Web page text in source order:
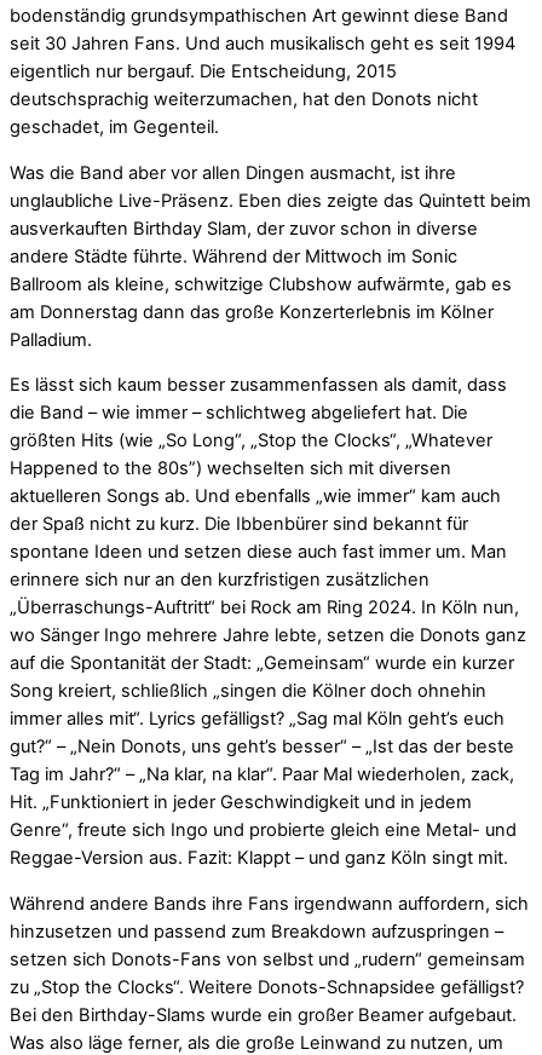
bodenständig grundsympathischen Art gewinnt diese Band
seit 30 Jahren Fans. Und auch musikalisch geht es seit 1994
eigentlich nur bergauf. Die Entscheidung, 2015
deutschsprachig weiterzumachen, hat den Donots nicht
geschadet, im Gegenteil.
Was die Band aber vor allen Dingen ausmacht, ist ihre
unglaubliche Live-Präsenz. Eben dies zeigte das Quintett beim
ausverkauften Birthday Slam, der zuvor schon in diverse
andere Städte führte. Während der Mittwoch im Sonic
Ballroom als kleine, schwitzige Clubshow aufwärmte, gab es
am Donnerstag dann das große Konzerterlebnis im Kölner
Palladium.
Es lässt sich kaum besser zusammenfassen als damit, dass
die Band – wie immer – schlichtweg abgeliefert hat. Die
größten Hits (wie „So Long“, „Stop the Clocks“, „Whatever
Happened to the 80s”) wechselten sich mit diversen
aktuelleren Songs ab. Und ebenfalls „wie immer“ kam auch
der Spaß nicht zu kurz. Die Ibbenbürer sind bekannt für
spontane Ideen und setzen diese auch fast immer um. Man
erinnere sich nur an den kurzfristigen zusätzlichen
„Überraschungs-Auftritt“ bei Rock am Ring 2024. In Köln nun,
wo Sänger Ingo mehrere Jahre lebte, setzen die Donots ganz
auf die Spontanität der Stadt: „Gemeinsam“ wurde ein kurzer
Song kreiert, schließlich „singen die Kölner doch ohnehin
immer alles mit“. Lyrics gefälligst? „Sag mal Köln geht’s euch
gut?“ – „Nein Donots, uns geht’s besser“ – „Ist das der beste
Tag im Jahr?“ – „Na klar, na klar“. Paar Mal wiederholen, zack,
Hit. „Funktioniert in jeder Geschwindigkeit und in jedem
Genre“, freute sich Ingo und probierte gleich eine Metal- und
Reggae-Version aus. Fazit: Klappt – und ganz Köln singt mit.
Während andere Bands ihre Fans irgendwann auffordern, sich
hinzusetzen und passend zum Breakdown aufzuspringen –
setzen sich Donots-Fans von selbst und „rudern“ gemeinsam
zu „Stop the Clocks“. Weitere Donots-Schnapsidee gefälligst?
Bei den Birthday-Slams wurde ein großer Beamer aufgebaut.
Was also läge ferner, als die große Leinwand zu nutzen, um